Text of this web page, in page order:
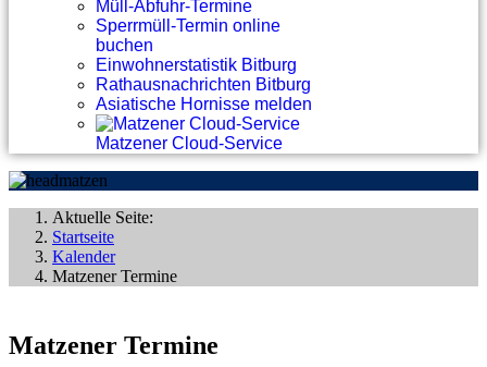
Müll-Abfuhr-Termine
Sperrmüll-Termin online
buchen
Einwohnerstatistik Bitburg
Rathausnachrichten Bitburg
Asiatische Hornisse melden
Matzener Cloud-Service
Aktuelle Seite:
Startseite
Kalender
Matzener Termine
Matzener Termine